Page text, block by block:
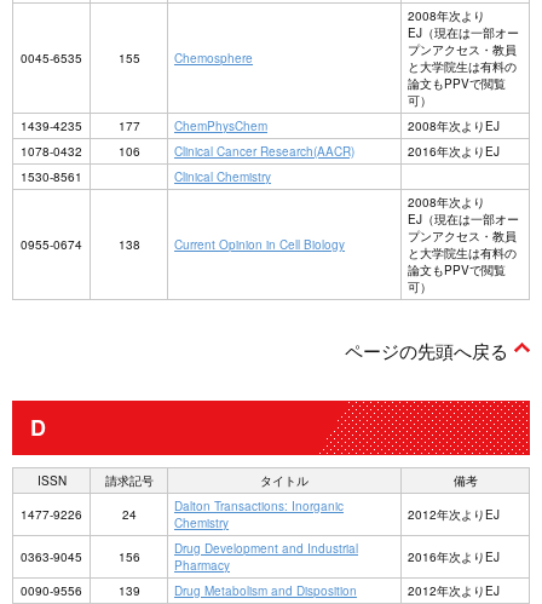
0045-6535 155 Chemosphere
2008年次より
EJ（現在は一部オー
プンアクセス・教員
と大学院生は有料の
論文もPPVで閲覧
可）
1439-4235
177 ChemPhysChem
2008年次よりEJ
1078-0432
106 Clinical Cancer Research(AACR)
2016年次よりEJ
1530-8561
Clinical Chemistry
0955-0674 138 Current Opinion in Cell Biology
2008年次より
EJ（現在は一部オー
プンアクセス・教員
と大学院生は有料の
論文もPPVで閲覧
可）
ページの先頭へ戻る
D
ISSN 請求記号 タイトル
備考
1477-9226
24
Dalton Transactions: Inorganic
Chemistry
2012年次よりEJ
0363-9045 156
Drug Development and Industrial
Pharmacy
2016年次よりEJ
0090-9556
139 Drug Metabolism and Disposition 2012年次よりEJ